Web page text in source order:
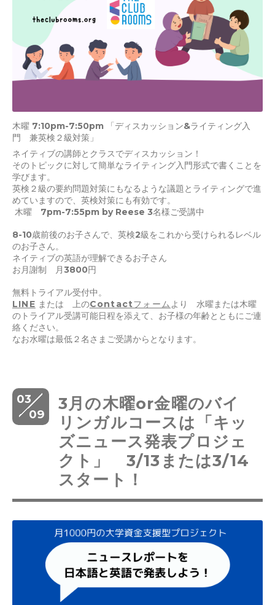
木曜 7:10pm-7:50pm 「ディスカッション&ライティング入
門 兼英検２級対策」
ネイティブの講師とクラスでディスカッション！
そのトピックに対して簡単なライティング入門形式で書くことを
学びます。
英検２級の要約問題対策にもなるような議題とライティングで進
めていますので、英検対策にも有効です。
木曜 7pm-7:55pm by Reese 3名様ご受講中
8-10歳前後のお子さんで、英検2級をこれから受けられるレベル
のお子さん。
ネイティブの英語が理解できるお子さん
お月謝制 月3800円
無料トライアル受付中。
LINE または 上のContactフォーム より 水曜または木曜
のトライアル受講可能日程を添えて、お子様の年齢とともにご連
絡ください。
なお水曜は最低２名さまご受講からとなります。
03
09
3月の木曜or金曜のバイ
リンガルコースは「キッ
ズニュース発表プロジェ
クト」 3/13または3/14
スタート！